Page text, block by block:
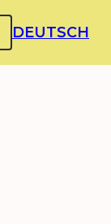
DEUTSCH